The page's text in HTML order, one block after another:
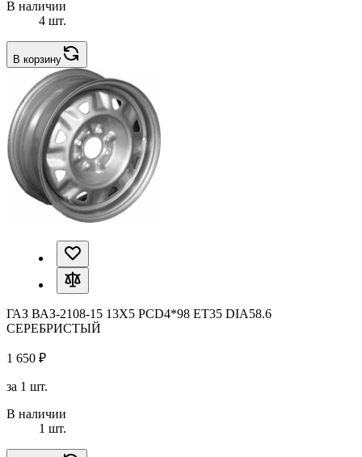
В наличии
4 шт.
В корзину
ГАЗ ВАЗ-2108-15 13X5 PCD4*98 ET35 DIA58.6
СЕРЕБРИСТЫЙ
1 650 ₽
за 1 шт.
В наличии
1 шт.